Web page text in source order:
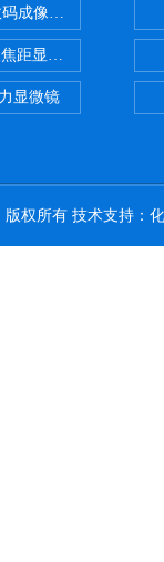
成像系统
距显微镜
显微镜
权所有 技术支持：